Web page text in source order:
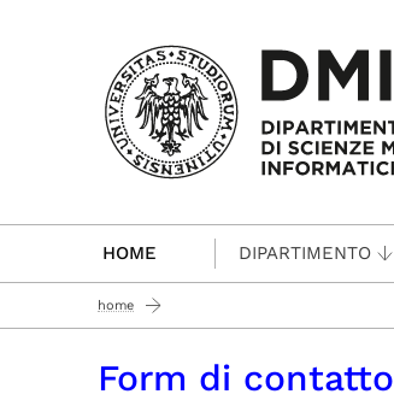
HOME DIPARTIMENTO
home
Form di contatto